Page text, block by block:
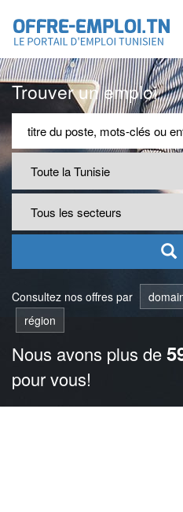
Trouver un emploi
Consultez nos offres par
région
Nous avons plus de
pour vous!